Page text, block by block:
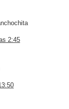
2:45